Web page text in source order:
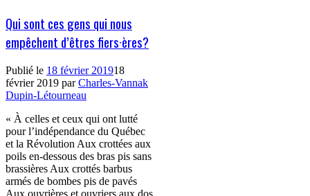
Qui sont ces gens qui nous
empêchent d’êtres fiers·ères?
Publié le 18 février 201918
février 2019 parCharles-Vannak
Dupin-Létourneau
« À celles et ceux qui ont lutté
pour l’indépendance du Québec
et la Révolution Aux crottées aux
poils en-dessous des bras pis sans
brassières Aux crottés barbus
armés de bombes pis de pavés
Aux ouvrières et ouvriers aux dos